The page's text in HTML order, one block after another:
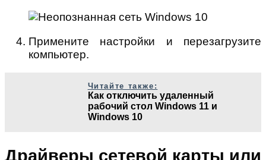
Примените настройки и перезагрузите
компьютер.
Читайте также:
Как отключить удаленный
рабочий стол Windows 11 и
Windows 10
Драйверы сетевой карты или